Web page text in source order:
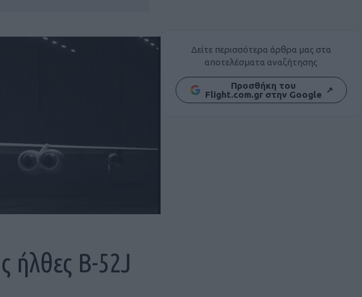
Δείτε περισσότερα άρθρα μας στα
αποτελέσματα αναζήτησης
Προσθήκη του
Flight.com.gr στην Google ↗
ήλθες B-52J